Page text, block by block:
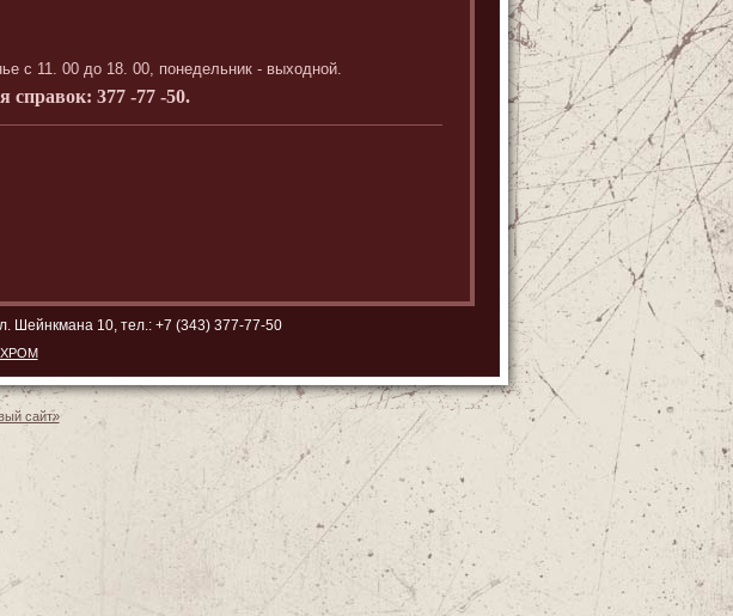
с 11. 00 до 18. 00, понедельник - выходной.
377 -77 -50.
Шейнкмана 10, тел.: +7 (343) 377-77-50
сайт»